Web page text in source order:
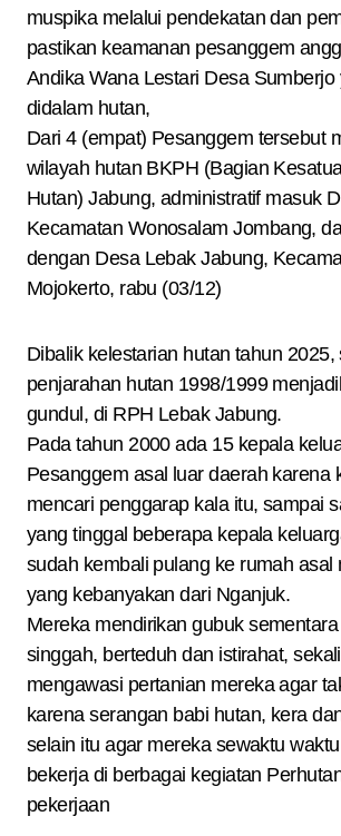
muspika melalui pendekatan dan
pastikan keamanan pesanggem
Andika Wana Lestari Desa Sumberjo
didalam hutan,
Dari 4 (empat) Pesanggem tersebut
wilayah hutan BKPH (Bagian
Hutan) Jabung, administratif masuk
Kecamatan Wonosalam Jombang,
dengan Desa Lebak Jabung,
Mojokerto, rabu (03/12)
Dibalik kelestarian hutan tahun
penjarahan hutan 1998/1999
gundul, di RPH Lebak Jabung.
Pada tahun 2000 ada 15 kepala
Pesanggem asal luar daerah karena
mencari penggarap kala itu, sampai
yang tinggal beberapa kepala
sudah kembali pulang ke rumah asal
yang kebanyakan dari Nganjuk.
Mereka mendirikan gubuk
singgah, berteduh dan istirahat,
mengawasi pertanian mereka agar
karena serangan babi hutan, kera
selain itu agar mereka sewaktu
bekerja di berbagai kegiatan
pekerjaan